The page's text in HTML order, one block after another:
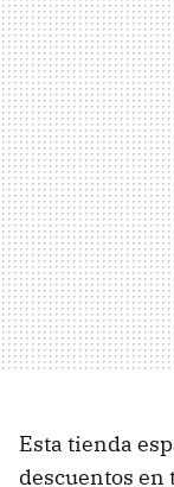
Esta tienda
descuentos en